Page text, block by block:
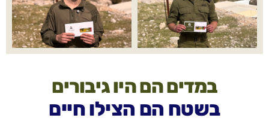
במדים הם היו גיבורים
בשטח הם הצילו חיים